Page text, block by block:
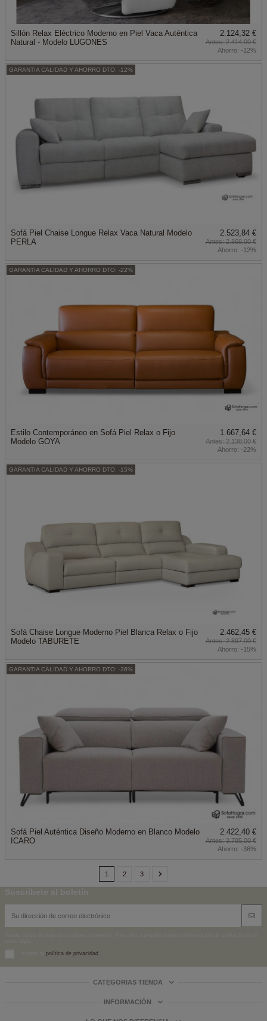
Sillón Relax Eléctrico Moderno en Piel Vaca Auténtica
Natural - Modelo LUGONES
2.124,32 €
2.414,00 €
Ahorro: -12%
GARANTIA CALIDAD Y AHORRO DTO: -12%
Sofá Piel Chaise Longue Relax Vaca Natural Modelo
PERLA
2.523,84 €
2.868,00 €
Ahorro: -12%
GARANTIA CALIDAD Y AHORRO DTO: -22%
Estilo Contemporáneo en Sofá Piel Relax o Fijo
Modelo GOYA
1.667,64 €
2.138,00 €
Ahorro: -22%
GARANTIA CALIDAD Y AHORRO DTO: -15%
Sofá Chaise Longue Moderno Piel Blanca Relax o Fijo
Modelo TABURETE
2.462,45 €
2.897,00 €
Ahorro: -15%
GARANTIA CALIDAD Y AHORRO DTO: -36%
Sofá Piel Auténtica Diseño Moderno en Blanco Modelo
ICARO
2.422,40 €
3.785,00 €
Ahorro: -36%
1 2 3
Suscríbete al boletín
Acepto lapolítica de privacidad
CATEGORIAS TIENDA
INFORMACIÓN